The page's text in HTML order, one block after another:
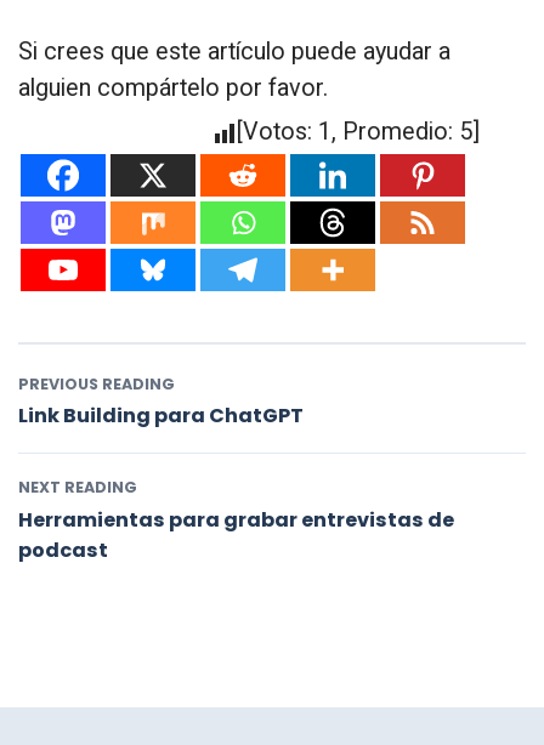
Si crees que este artículo puede ayudar a
alguien compártelo por favor.
[Votos: 1 , Promedio: 5
PREVIOUS READING
Link Building para ChatGPT
NEXT READING
Herramientas para grabar entrevistas de
podcast